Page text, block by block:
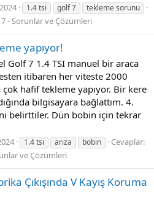
1.4 tsi golf 7 tekleme sorunu
7 - Sorunlar ve Çözümleri
yapıyor!
Golf 7 1.4 TSI manuel bir araca
itibaren her viteste 2000
hafif tekleme yapıyor. Bir kere
bilgisayara bağlattım. 4.
belirttiler. Dün bobin için tekrar
1.4 tsi arıza bobin
Cevaplar:
ve Çözümleri
Çıkışında V Kayış Koruma